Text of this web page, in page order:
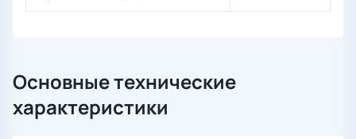
Основные технические
характеристики